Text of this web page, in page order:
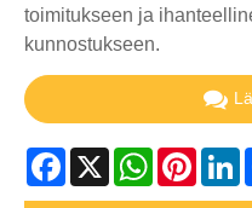
toimitukseen ja
kunnostukseen.
Facebook
X WhatsApp